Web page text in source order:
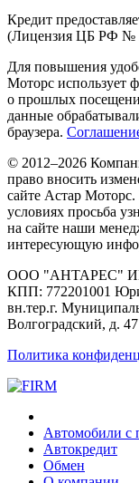
Кредит
(Лицензия ЦБ РФ №
Для повышения
Моторс использует
о прошлых
данные
браузера.
© 2012–2026
право вносить
сайте Астар
условиях просьба
на сайте наши
интересующую
ООО "АНТАРЕС"
КПП: 772201001
вн.тер.г.
Волгоградский, д. 47
Политика
Автомобили с
Автокредит
Обмен